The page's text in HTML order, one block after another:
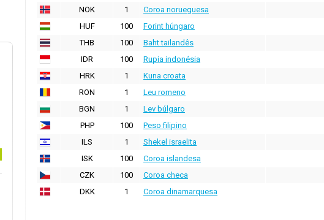
NOK
1 Coroa norueguesa
HUF
100 Forint húngaro
THB
100 Baht tailandês
IDR
100 Rupia indonésia
HRK
1 Kuna croata
RON
1 Leu romeno
BGN
1 Lev búlgaro
PHP
100 Peso filipino
ILS
1 Shekel israelita
ISK
100 Coroa islandesa
CZK
100 Coroa checa
DKK
1 Coroa dinamarquesa